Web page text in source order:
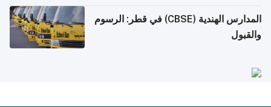
المدارس الهندية (CBSE) في قطر: الرسوم
والقبول